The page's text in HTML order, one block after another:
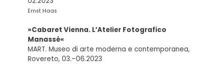
Ernst Haas
»Cabaret Vienna. L’Atelier Fotografico
Manassé«
MART. Museo di arte moderna e contemporanea,
Rovereto, 03.–06.2023